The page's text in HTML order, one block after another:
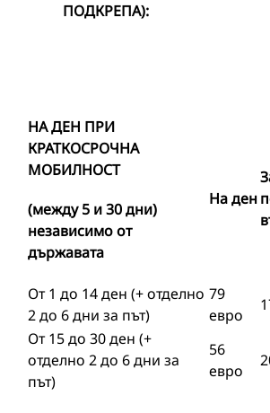
ПОДКРЕПА):
НА ДЕН ПРИ
КРАТКОСРОЧНА
МОБИЛНОСТ
(между 5 и 30 дни)
независимо от
държавата
На ден
От 1 до 14 ден (+ отделно
2 до 6 дни за път)
79
евро
От 15 до 30 ден (+
отделно 2 до 6 дни за
път)
56
евро